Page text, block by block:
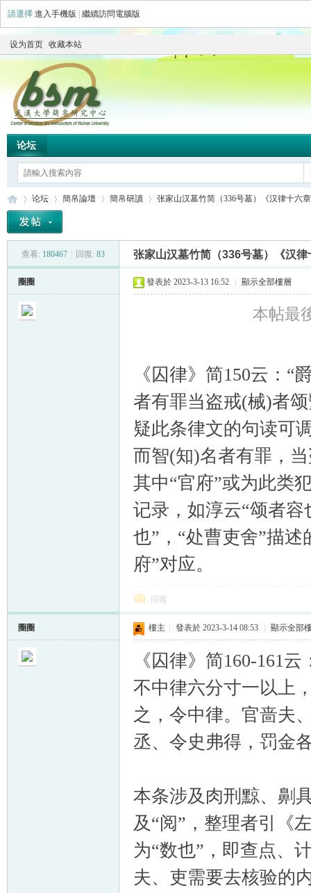
請選擇 進入手機版 繼續訪問電腦版
设为首页 收藏本站
论坛
»
论坛
›
簡帛論壇
›
簡帛研讀
›
张家山汉墓竹简（336号墓）《汉律十六
查看: 180467 回復: 83 张家山汉墓竹简（336号墓）《汉律
圈圈 發表於 2023-3-13 16:52 顯示全部樓層
本帖最
《囚律》简150云：
者有罪当盗戒(械)者
疑此条律文的句读可
而智(知)名者有罪，
其中“官府”或为此类
记录，如淳云“颂者
也”，“处曹吏舍”描
府”对应。
回復
圈圈 樓主 發表於 2023-3-14 08:53 顯示全部
《囚律》简160-161
不中律六分寸一以上
之，令中律。官啬夫
丞、令史弗得，罚金
本条涉及肉刑黥、劓
及“阅”，整理者引《
为“数也”，即查点、
夫、吏需要去核验的